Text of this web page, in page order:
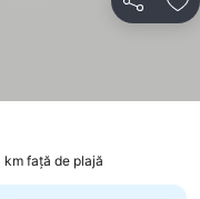
Distribuiți
față de plajă